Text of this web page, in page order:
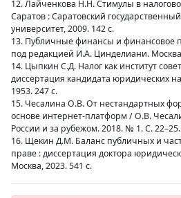
12. Лайченкова Н.Н. Стимулы в
Саратов : Саратовский
университет, 2009. 142 с.
13. Публичные финансы и финансовое
под редакцией И.А. Цинделиани. Москва
14. Цыпкин С.Д. Налог как институт
диссертация кандидата юридических
1953. 247 с.
15. Чесалина О.В. От нестандартных
основе интернет-платформ / О.В.
России и за рубежом. 2018. № 1. С. 22–25.
16. Щекин Д.М. Баланс публичных и
праве : диссертация доктора
Москва, 2023. 541 с.